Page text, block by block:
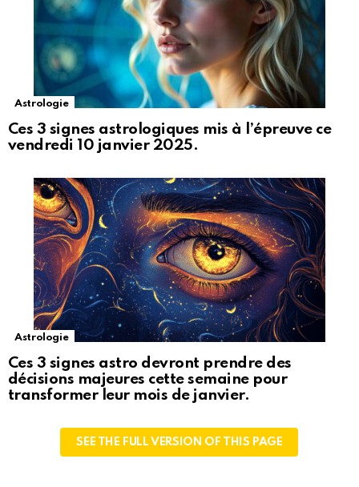
Astrologie
Ces 3 signes astrologiques mis à l’épreuve ce
vendredi 10 janvier 2025.
Astrologie
Ces 3 signes astro devront prendre des
décisions majeures cette semaine pour
transformer leur mois de janvier.
SEE THE FULL VERSION OF THIS PAGE